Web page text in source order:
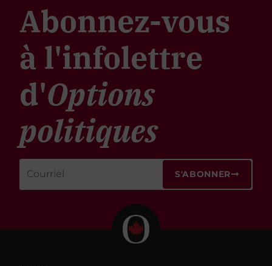
Abonnez-vous
à l'infolettre
d'Options
politiques
S'ABONNER